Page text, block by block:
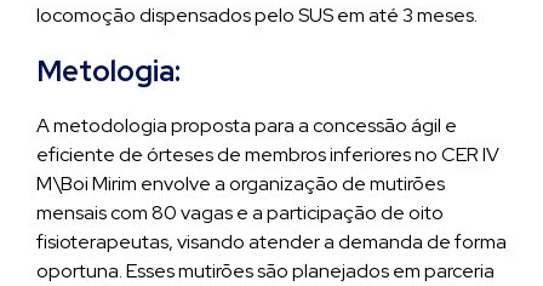
locomoção dispensados pelo SUS em até 3 meses.
Metologia:
A metodologia proposta para a concessão ágil e
eficiente de órteses de membros inferiores no CER IV
M\Boi Mirim envolve a organização de mutirões
mensais com 80 vagas e a participação de oito
fisioterapeutas, visando atender a demanda de forma
oportuna. Esses mutirões são planejados em parceria